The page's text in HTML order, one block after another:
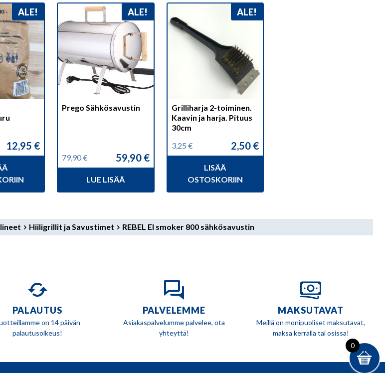
ALE!
12,95 €
ALE!
Prego Sähkösavustin
79,90€
Alkuperäinen
79,90 €.
59,90 €
Nykyinen
59,90 €.
LUE LISÄÄ
ALE!
Grilliharja 2-toiminen.
Kaavin ja harja. Pituus
30cm
3,25 €
Alkuperäinen
3,25 €.
2,50 €
Nykyinen
2,50 €.
LISÄÄ
OSTOSKORIIN
Hiiligrillit ja Savustimet REBEL El smoker 800 sähkösavustin
PALAUTUS
on 14 päivän
palautusoikeus!
PALVELEMME
Asiakaspalvelumme palvelee, ota
yhteyttä!
MAKSUTAVAT
Meillä on monipuoliset maksutavat,
maksa kerralla tai osissa!
0